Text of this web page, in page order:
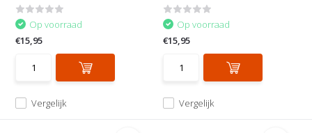
Vergelijk
Op voorraad
€15,95
Vergelijk
Op voorraad
€15,95